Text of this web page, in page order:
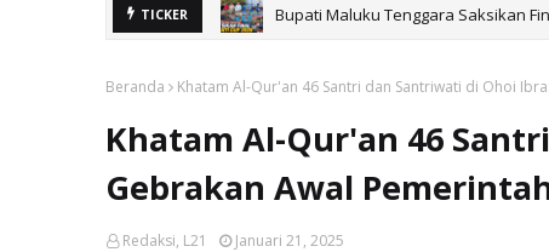
TICKER
Bupati Maluku Tenggara Resmikan
Beranda Khatam Al-Qur'an 46 Santri dan Santriwati di Ohoi
Khatam Al-Qur'an 46
Gebrakan Awal
Redaksi, L21 Januari 21, 2025